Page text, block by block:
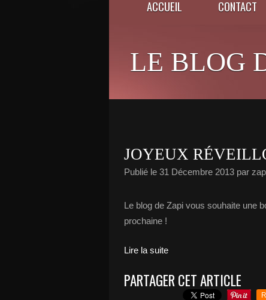
ACCUEIL CONTACT
LE BLOG
JOYEUX
Publié le 31 Décembre 2013 par
Le blog de Zapi vous souhaite une
prochaine !
Lire la suite
PARTAGER CET ARTICLE